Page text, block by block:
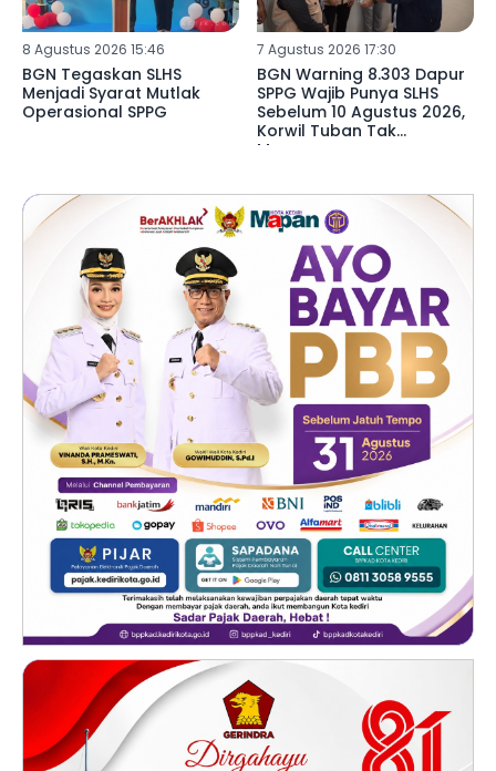
8 Agustus 2026 15:46
BGN Tegaskan SLHS
Menjadi Syarat Mutlak
Operasional SPPG
7 Agustus 2026 17:30
BGN Warning 8.303 Dapur
SPPG Wajib Punya SLHS
Sebelum 10 Agustus 2026,
Korwil Tuban Tak
Merespons